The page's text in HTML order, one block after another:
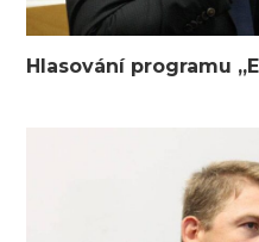
Hlasování programu